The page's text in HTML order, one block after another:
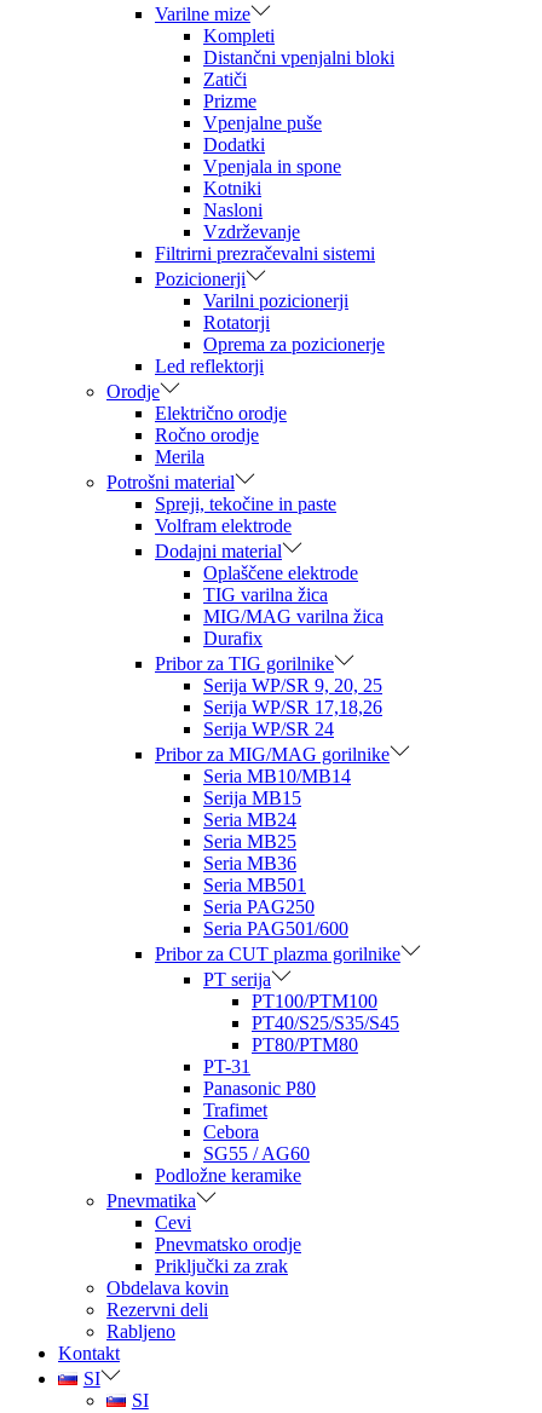
Varilne mize
Kompleti
Distančni vpenjalni bloki
Zatiči
Prizme
Vpenjalne puše
Dodatki
Vpenjala in spone
Kotniki
Nasloni
Vzdrževanje
Filtrirni prezračevalni sistemi
Pozicionerji
Varilni pozicionerji
Rotatorji
Oprema za pozicionerje
Led reflektorji
Orodje
Električno orodje
Ročno orodje
Merila
Potrošni material
Spreji, tekočine in paste
Volfram elektrode
Dodajni material
Oplaščene elektrode
TIG varilna žica
MIG/MAG varilna žica
Durafix
Pribor za TIG gorilnike
Serija WP/SR 9, 20, 25
Serija WP/SR 17,18,26
Serija WP/SR 24
Pribor za MIG/MAG gorilnike
Seria MB10/MB14
Serija MB15
Seria MB24
Seria MB25
Seria MB36
Seria MB501
Seria PAG250
Seria PAG501/600
Pribor za CUT plazma gorilnike
PT serija
PT100/PTM100
PT40/S25/S35/S45
PT80/PTM80
PT-31
Panasonic P80
Trafimet
Cebora
SG55 / AG60
Podložne keramike
Pnevmatika
Cevi
Pnevmatsko orodje
Priključki za zrak
Obdelava kovin
Rezervni deli
Rabljeno
Kontakt
SI
SI